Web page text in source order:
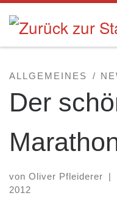
Zum Inhalt springen
ALLGEMEINES
Der
von Oliver Pfleiderer
2012